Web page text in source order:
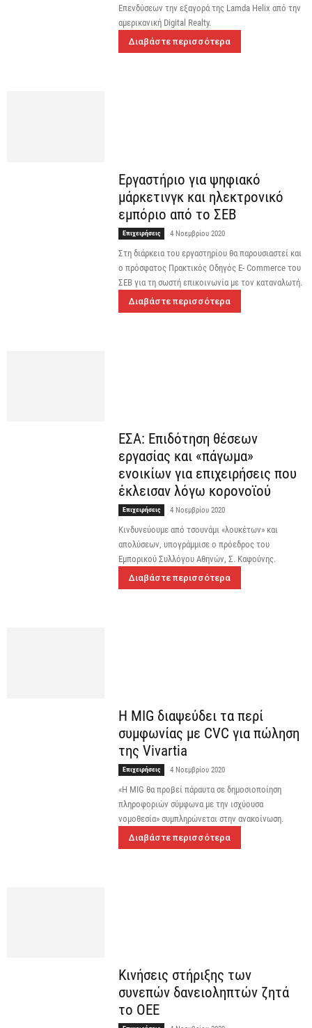
Επενδύσεων την εξαγορά της Lamda Helix από την
αμερικανική Digital Realty.
Διαβάστε περισσότερα
Εργαστήριο για ψηφιακό
μάρκετινγκ και ηλεκτρονικό
εμπόριο από το ΣΕΒ
Επιχειρήσεις 4 Νοεμβρίου 2020
Στη διάρκεια του εργαστηρίου θα παρουσιαστεί και
ο πρόσφατος Πρακτικός Οδηγός E- Commerce του
ΣΕΒ για τη σωστή επικοινωνία με τον καταναλωτή.
Διαβάστε περισσότερα
ΕΣΑ: Επιδότηση θέσεων
εργασίας και «πάγωμα»
ενοικίων για επιχειρήσεις που
έκλεισαν λόγω κορονοϊού
Επιχειρήσεις 4 Νοεμβρίου 2020
Κινδυνεύουμε από τσουνάμι «λουκέτων» και
απολύσεων, υπογράμμισε ο πρόεδρος του
Εμπορικού Συλλόγου Αθηνών, Σ. Καφούνης.
Διαβάστε περισσότερα
Η MIG διαψεύδει τα περί
συμφωνίας με CVC για πώληση
της Vivartia
Επιχειρήσεις 4 Νοεμβρίου 2020
«Η MIG θα προβεί πάραυτα σε δημοσιοποίηση
πληροφοριών σύμφωνα με την ισχύουσα
νομοθεσία» συμπληρώνεται στην ανακοίνωση.
Διαβάστε περισσότερα
Κινήσεις στήριξης των
συνεπών δανειοληπτών ζητά
το ΟΕΕ